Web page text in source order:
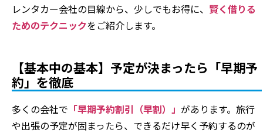
レンタカー会社の目線から、少しでもお得に、 賢く借りる
ためのテクニックをご紹介します。
【基本中の基本】予定が決まったら「早期予
約」を徹底
多くの会社で 「早期予約割引（早割）」 があります。旅行
や出張の予定が固まったら、できるだけ早く予約するのが